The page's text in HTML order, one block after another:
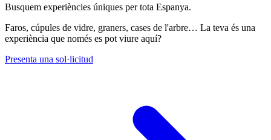
Busquem experiències úniques per tota Espanya.
Faros, cúpules de vidre, graners, cases de l'arbre… La teva és una
experiència que només es pot viure aquí?
Presenta una sol·licitud